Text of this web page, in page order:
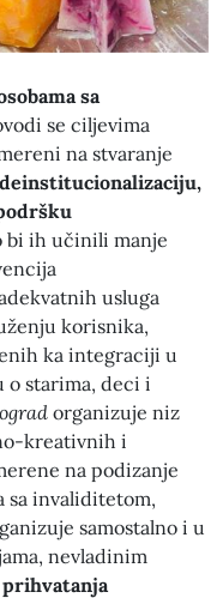
sa
se ciljevima
na stvaranje
deinstitucionalizaciju,
bi ih učinili manje
usluga
korisnika,
ka integraciji u
o starima, deci i
organizuje niz
kreativnih i
na podizanje
sa invaliditetom,
samostalno i u
nevladinim
prihvatanja